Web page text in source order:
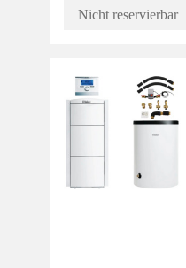
Nicht reservierbar